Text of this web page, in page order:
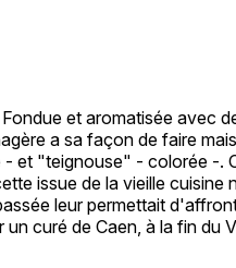
et aromatisée avec
a sa façon de faire
et "teignouse" - colorée -.
issue de la vieille cuisine
leur permettait
curé de Caen, à la fin du